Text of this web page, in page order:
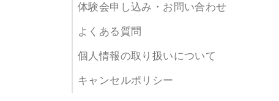
体験会申し込み・お問い合わせ
よくある質問
個人情報の取り扱いについて
キャンセルポリシー